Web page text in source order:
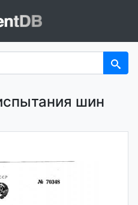
шин